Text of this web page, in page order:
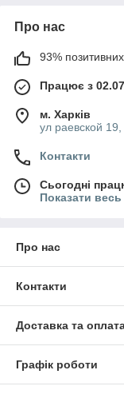
Про нас
93% позитивних
Працює з
м. Харків
ул раевской 19,
Контакти
Сьогодні
Показати
Про нас
Контакти
Доставка та
Графік роботи